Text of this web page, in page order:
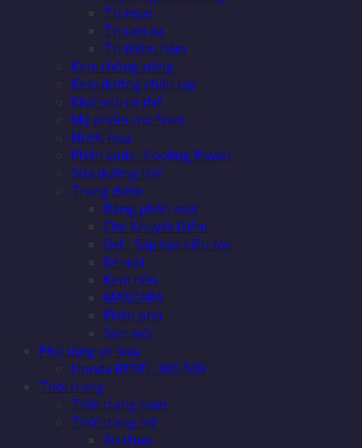
Trị mụn
Trị rạn da
Trị thâm nám
Kem chống nắng
Kem dưỡng chân tay
Khử mùi cơ thể
Mỹ phẩm cho Nam
Nước hoa
Phấn lạnh - Cooling Power
Sữa dưỡng thể
Trang điểm
Bảng phấn mắt
Che Khuyết Điểm
Gel - Sáp tạo kiểu tóc
Kẻ mắt
Kem nền
MASCARA
Phấn phủ
Son môi
Phụ tùng xe máy
Honda REBEL 300-500
Thời trang
Thời trang nam
Thời trang nữ
Áo thun